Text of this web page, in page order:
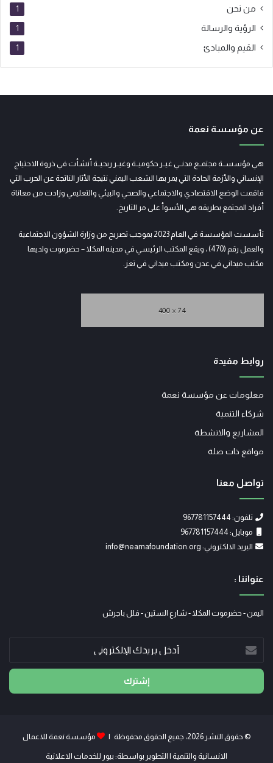
من نحن 1
الرؤية والرسالة 1
القيم والمبادئ 1
عن مؤسسة نعمة
هي مؤسســة مجتمــع مدنــي غيــر حكوميــة وغيــر ربحيــة أنشأت في ذروة الاحتياج
الإنساني والأزمة الحادة التي يمر بها الشعب اليمني نتيجة الأثار الناتجة عن الحرب التي
فاقمت الوضع الاقتصادي والاجتماعي والصحي والبيئي والتعليمي وزادت من معاناة
أفراد المجتمع بطريقه هي الأسوأ على مر التاريخ.
تأسست المؤسسة في العام 2023 بموجب تصريح من وزارة الشؤون الاجتماعية
والعمل رقم (470) ، ويقع المكتب الرئيسي في مدينه المكلا – حضرموت ولديها
مكتب ميداني في عدن ومكتب ميداني في تعز.
روابط مفيدة
معلومات عن مؤسسة نعمة
شركاء التنمية
المشاريع والانشطة
مواقع ذات صلة
تواصل معنا
تلفون: 967781157444
موبايل: 967781157444
البريد الالكتروني: info@neamafoundation.org
عنواننا :
اليمن - حضرموت المكلا - شارع الستين - فلل باجرش
بريدك
الإلكتروني
© حقوق النشر 2026، جميع الحقوق محفوظة | مؤسسة نعمة للاعمال
الانسانية والتنمية | التطوير بواسطة: بيور للخدمات الاعلانية